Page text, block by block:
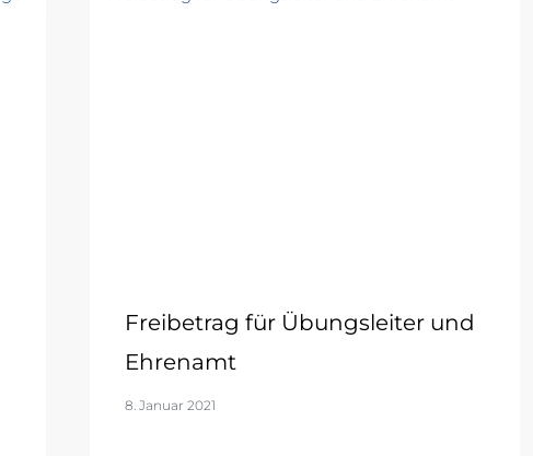
Freibetrag für Übungsleiter und
Ehrenamt
8. Januar 2021